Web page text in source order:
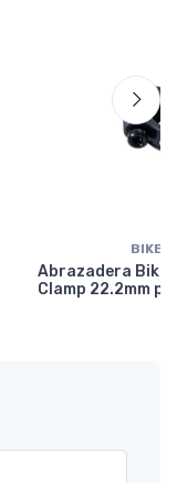
BIKE
Abrazadera
Clamp 22.2mm